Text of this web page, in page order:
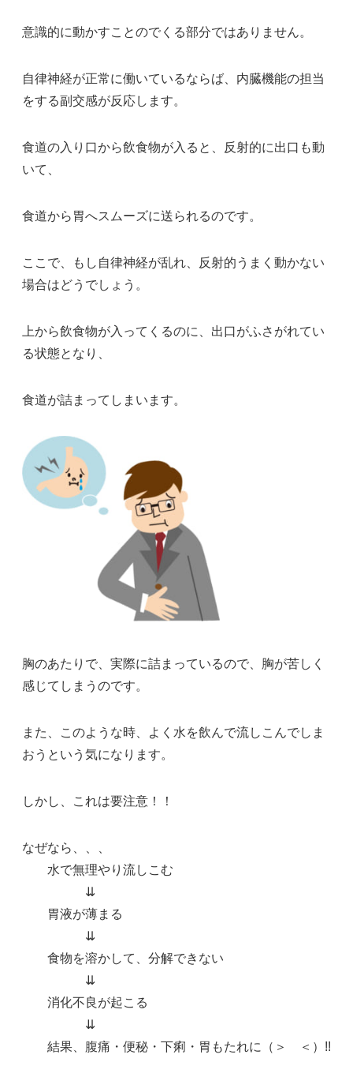
意識的に動かすことのでくる部分ではありません。
自律神経が正常に働いているならば、内臓機能の担当
をする副交感が反応します。
食道の入り口から飲食物が入ると、反射的に出口も動
いて、
食道から胃へスムーズに送られるのです。
ここで、もし自律神経が乱れ、反射的うまく動かない
場合はどうでしょう。
上から飲食物が入ってくるのに、出口がふさがれてい
る状態となり、
食道が詰まってしまいます。
胸のあたりで、実際に詰まっているので、胸が苦しく
感じてしまうのです。
また、このような時、よく水を飲んで流しこんでしま
おうという気になります。
しかし、これは要注意！！
なぜなら、、、
水で無理やり流しこむ
⇊
胃液が薄まる
⇊
食物を溶かして、分解できない
⇊
消化不良が起こる
⇊
結果、腹痛・便秘・下痢・胃もたれに（＞ ＜）!!